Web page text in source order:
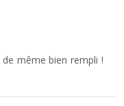
même bien rempli !